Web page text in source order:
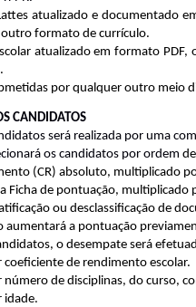
atualizado e documentado
outro formato de currículo.
atualizado em formato
por qualquer outro
CANDIDATOS
será realizada por uma
os candidatos por ordem
(CR) absoluto, multiplicado
Ficha de pontuação, multiplicado
ou desclassificação de
aumentará a pontuação
o desempate será
de rendimento escolar.
de disciplinas, do curso,
idade.